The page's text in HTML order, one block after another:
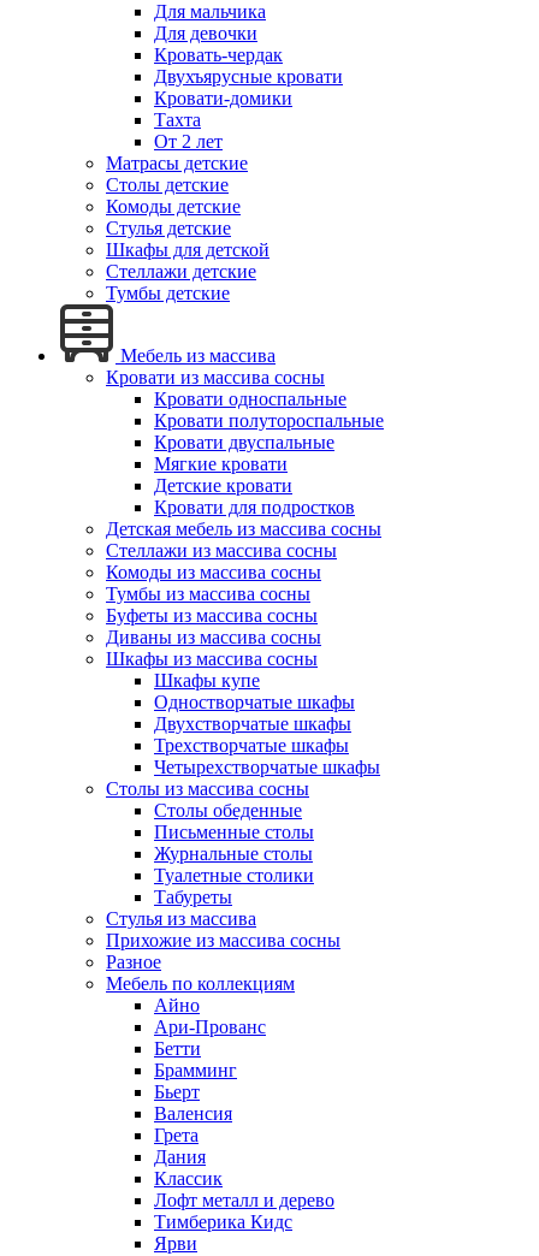
Для мальчика
Для девочки
Кровать-чердак
Двухъярусные кровати
Кровати-домики
Тахта
От 2 лет
Матрасы детские
Столы детские
Комоды детские
Стулья детские
Шкафы для детской
Стеллажи детские
Тумбы детские
Мебель из массива
Кровати из массива сосны
Кровати односпальные
Кровати полутороспальные
Кровати двуспальные
Мягкие кровати
Детские кровати
Кровати для подростков
Детская мебель из массива сосны
Стеллажи из массива сосны
Комоды из массива сосны
Тумбы из массива сосны
Буфеты из массива сосны
Диваны из массива сосны
Шкафы из массива сосны
Шкафы купе
Одностворчатые шкафы
Двухстворчатые шкафы
Трехстворчатые шкафы
Четырехстворчатые шкафы
Столы из массива сосны
Столы обеденные
Письменные столы
Журнальные столы
Туалетные столики
Табуреты
Стулья из массива
Прихожие из массива сосны
Разное
Мебель по коллекциям
Айно
Ари-Прованс
Бетти
Брамминг
Бьерт
Валенсия
Грета
Дания
Классик
Лофт металл и дерево
Тимберика Кидс
Ярви